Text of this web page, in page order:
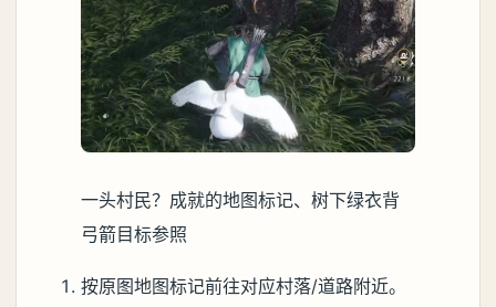
一头村民？成就的地图标记、树下绿衣背
弓箭目标参照
按原图地图标记前往对应村落/道路附近。